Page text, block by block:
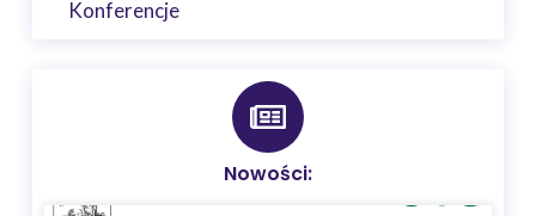
Konferencje
Nowości: